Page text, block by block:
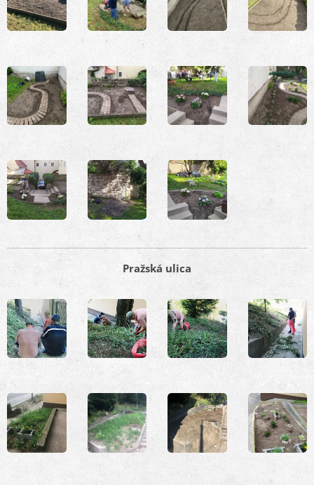
Pražská ulica